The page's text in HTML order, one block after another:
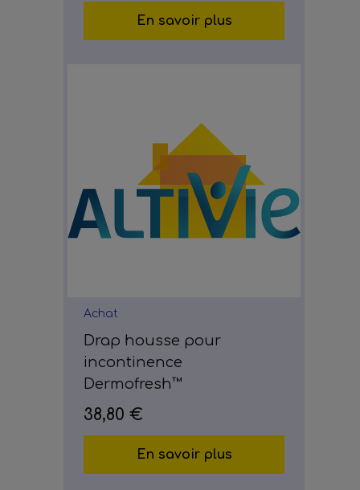
En savoir plus
Achat
Drap housse pour
incontinence
Dermofresh™
38,80 €
En savoir plus